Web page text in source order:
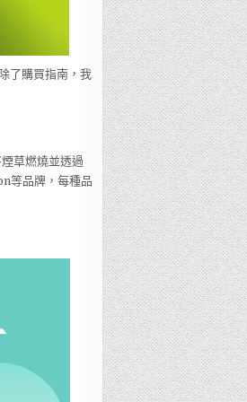
了購買指南，我
草燃燒並透過
等品牌，每種品